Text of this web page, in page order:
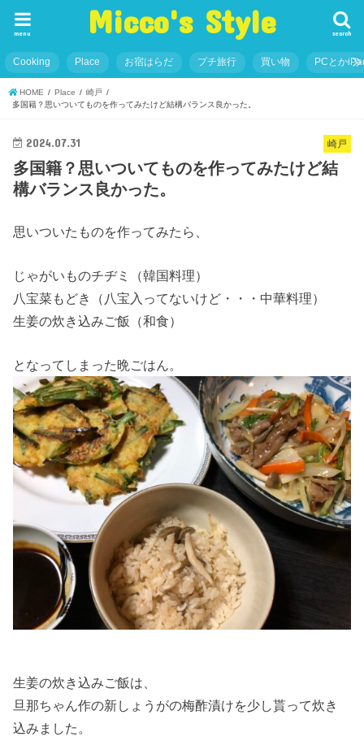
Micco's Style search
menu
Cooking Place お宿はらだ プチ旅行 買い物 PCとか
HOME Place
崎戸
多国籍？思いついてものを作ってみたけど結構バランス良かった。
崎戸
2024.07.31
多国籍？思いついてものを作ってみたけど結
構バランス良かった。
思いついたものを作ってみたら、
じゃがいものチヂミ（韓国料理）
八宝菜もどき（八宝入ってないけど・・・中華料理）
生姜の炊き込みご飯（和食）
となってしまった晩ごはん。
生姜の炊き込みご飯は、
旦那ちゃん作の新しょうがの梅酢漬けを少し貰って炊き
込みました。